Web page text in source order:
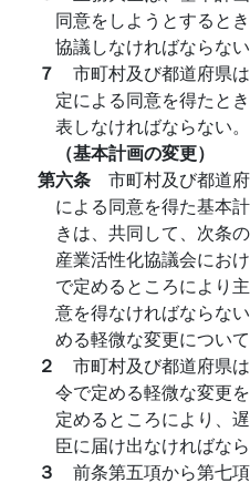
同意をしようとすると
協議しなければならない
７ 市町村及び都道府県
定による同意を得たと
表しなければならない。
（基本計画の変更）
第六条 市町村及び都道
による同意を得た基本
きは、共同して、次条
産業活性化協議会にお
で定めるところにより
意を得なければならな
める軽微な変更につい
２ 市町村及び都道府県
令で定める軽微な変更
定めるところにより、
臣に届け出なければなら
３ 前条第五項から第七